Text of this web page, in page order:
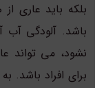
بلکه باید عاری
باشد. آلودگی آب
نشود، می تواند
برای افراد باشد.